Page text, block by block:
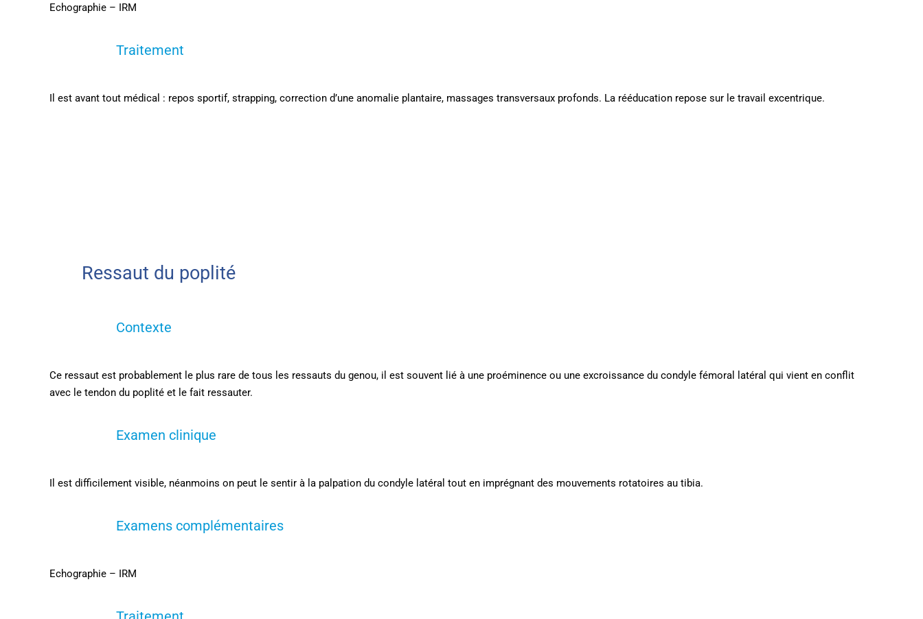
Echographie – IRM
Traitement
Il est avant tout médical : repos sportif, strapping, correction d’une anomalie plantaire, massages transversaux profonds. La rééducation repose sur le travail excentrique.
Ressaut du poplité
Contexte
Ce ressaut est probablement le plus rare de tous les ressauts du genou, il est souvent lié à une proéminence ou une excroissance du condyle fémoral latéral qui vient en conflit
avec le tendon du poplité et le fait ressauter.
Examen clinique
Il est difficilement visible, néanmoins on peut le sentir à la palpation du condyle latéral tout en imprégnant des mouvements rotatoires au tibia.
Examens complémentaires
Echographie – IRM